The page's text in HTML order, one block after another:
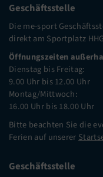
Geschäftsstelle
Die me-sport
direkt am Sportplatz HHG
Öffnungszeiten
Dienstag bis Freitag:
9.00 Uhr bis 12.00 Uhr
Montag/Mittwoch:
16.00 Uhr bis 18.00 Uhr
Bitte beachten Sie die
Ferien auf unserer
Geschäftsstelle